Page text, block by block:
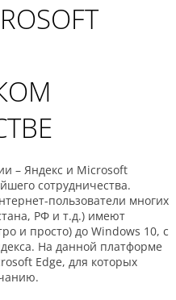
– Яндекс и Microsoft
сотрудничества.
пользователи многих
РФ и т.д.) имеют
и просто) до Windows 10, с
На данной платформе
Edge, для которых